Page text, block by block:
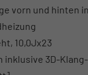
vorn und hinten
10,0Jx23
inklusive 3D-